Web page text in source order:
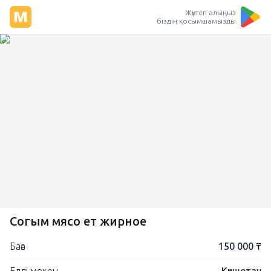
Жүктеп алыңыз
біздің қосымшамызды
Согым мясо ет жирное
Баға 150 000 ₸